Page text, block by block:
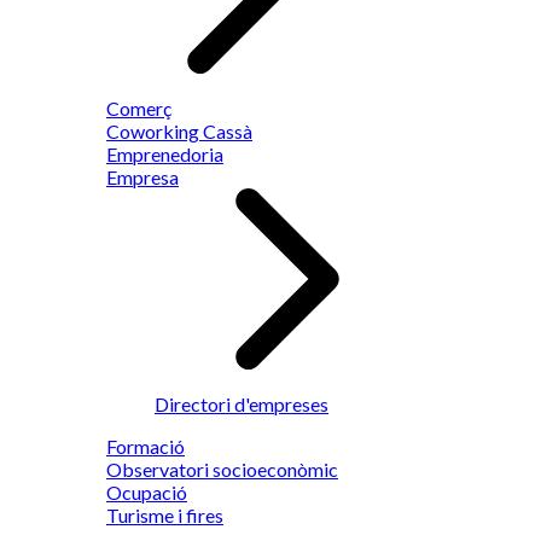
Comerç
Coworking Cassà
Emprenedoria
Empresa
Directori d'empreses
Formació
Observatori socioeconòmic
Ocupació
Turisme i fires